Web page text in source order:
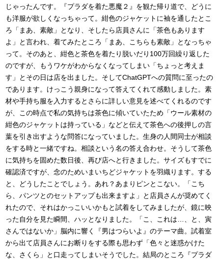
じゃったんです。『プラダを着た悪魔２』を観た帰り道で、どうに
も洋服が欲しくなっちゃって。紺色のジャケットに袖を通したとこ
ろ「まあ、素敵」となり、そしたら店員さんに「茶色もあります
よ」と言われ、着てみたところ「まあ、こちらも素敵」となっちゃ
って。そのあと、紺色と茶色を着たり脱いだり100万回繰り返した
のですが、もうワケがわからなくなってしまい「ちょっと考えま
す」とその日は店を出ました。そしてChatGPTへの質問に至ったの
であります。けっこう親身になって答えてくれて感動しました。素
材や手持ち服を入力するとさらに詳しい意見を述べてくれるのです
が、この時点で私の気持ちは茶色に傾いていたため「ウール素材の
紺色のジャケットは持っている」などと伝えて茶色への後押しの言
葉を引き出すような問答になっていました。生身の人間同士が相談
をする時と一緒ですね。相談という名の答え合わせ。そうして茶色
に気持ちを固めた数日後、再び店へと行きました。サイズもすでに
確認済ですが、念のためいまいちどジャケットを羽織ります。する
と、どうしたことでしょう。あれ？あまりピンとこない。「こち
ら、パンツとのセットアップも出来ますよ」と店員さんが奨めてく
れたので、それはかっこいいかもと試着をしてみましたが、鏡に映
った自分を見た瞬間、ハッとなりました。「こ、これは…、と、寅
さんではないか」脳内に響く『男はつらいよ』のテーマ曲。試着室
から出て店員さんにお断りをする際も思わず「色々と迷惑かけた
な、さくら」と口走ってしまいそうでした。結局のところ『プラダ